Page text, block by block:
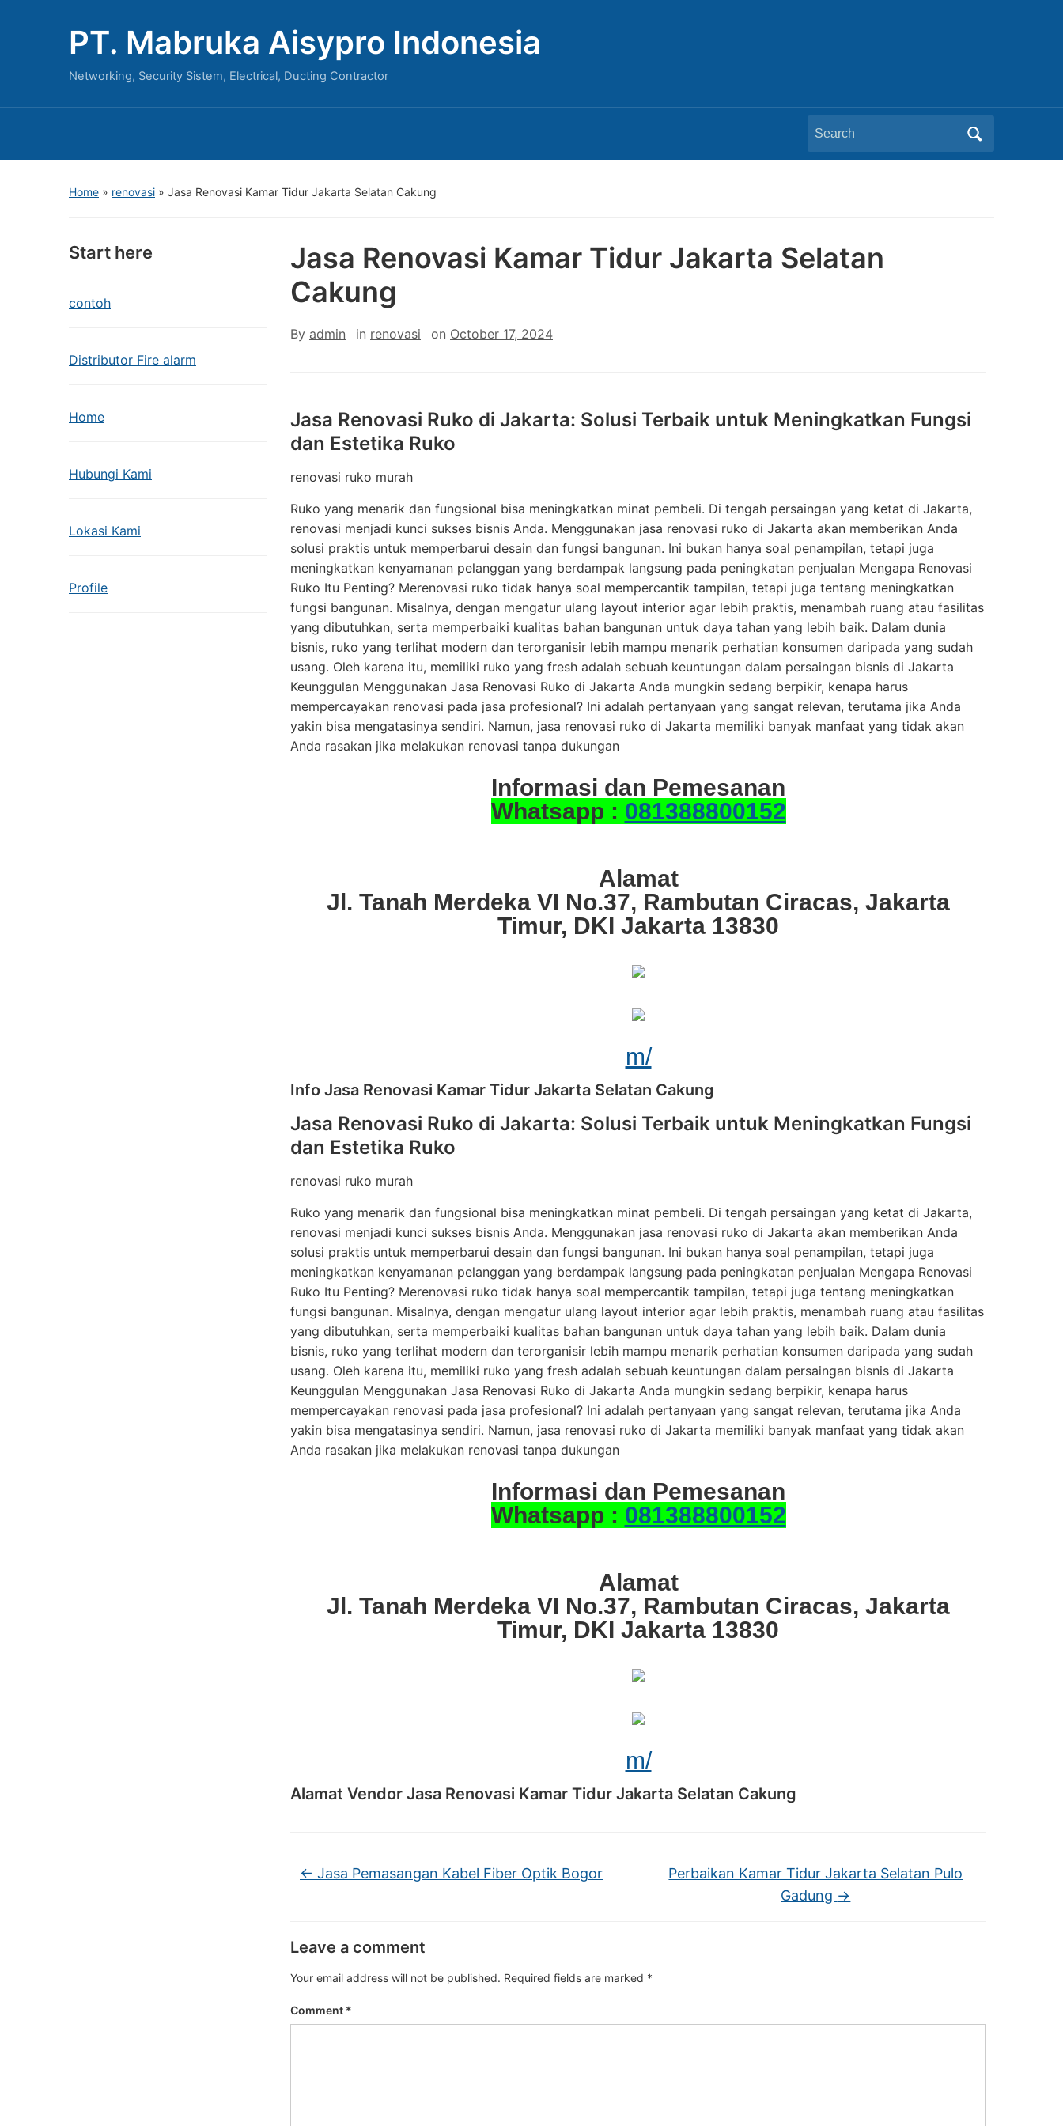
PT. Mabruka Aisypro Indonesia
Networking, Security Sistem, Electrical, Ducting Contractor
Search
for:
Home » renovasi » Jasa Renovasi Kamar Tidur Jakarta Selatan Cakung
Start here
contoh
Distributor Fire alarm
Home
Hubungi Kami
Lokasi Kami
Profile
Jasa Renovasi Kamar Tidur Jakarta Selatan
Cakung
By admin in renovasi on October 17, 2024
Jasa Renovasi Ruko di Jakarta: Solusi Terbaik untuk Meningkatkan Fungsi
dan Estetika Ruko
renovasi ruko murah
Ruko yang menarik dan fungsional bisa meningkatkan minat pembeli. Di tengah persaingan yang ketat di Jakarta,
renovasi menjadi kunci sukses bisnis Anda. Menggunakan jasa renovasi ruko di Jakarta akan memberikan Anda
solusi praktis untuk memperbarui desain dan fungsi bangunan. Ini bukan hanya soal penampilan, tetapi juga
meningkatkan kenyamanan pelanggan yang berdampak langsung pada peningkatan penjualan Mengapa Renovasi
Ruko Itu Penting? Merenovasi ruko tidak hanya soal mempercantik tampilan, tetapi juga tentang meningkatkan
fungsi bangunan. Misalnya, dengan mengatur ulang layout interior agar lebih praktis, menambah ruang atau fasilitas
yang dibutuhkan, serta memperbaiki kualitas bahan bangunan untuk daya tahan yang lebih baik. Dalam dunia
bisnis, ruko yang terlihat modern dan terorganisir lebih mampu menarik perhatian konsumen daripada yang sudah
usang. Oleh karena itu, memiliki ruko yang fresh adalah sebuah keuntungan dalam persaingan bisnis di Jakarta
Keunggulan Menggunakan Jasa Renovasi Ruko di Jakarta Anda mungkin sedang berpikir, kenapa harus
mempercayakan renovasi pada jasa profesional? Ini adalah pertanyaan yang sangat relevan, terutama jika Anda
yakin bisa mengatasinya sendiri. Namun, jasa renovasi ruko di Jakarta memiliki banyak manfaat yang tidak akan
Anda rasakan jika melakukan renovasi tanpa dukungan
Informasi dan Pemesanan
Whatsapp : 081388800152
Alamat
Jl. Tanah Merdeka VI No.37, Rambutan Ciracas, Jakarta
Timur, DKI Jakarta 13830
m/
Info Jasa Renovasi Kamar Tidur Jakarta Selatan Cakung
Jasa Renovasi Ruko di Jakarta: Solusi Terbaik untuk Meningkatkan Fungsi
dan Estetika Ruko
renovasi ruko murah
Ruko yang menarik dan fungsional bisa meningkatkan minat pembeli. Di tengah persaingan yang ketat di Jakarta,
renovasi menjadi kunci sukses bisnis Anda. Menggunakan jasa renovasi ruko di Jakarta akan memberikan Anda
solusi praktis untuk memperbarui desain dan fungsi bangunan. Ini bukan hanya soal penampilan, tetapi juga
meningkatkan kenyamanan pelanggan yang berdampak langsung pada peningkatan penjualan Mengapa Renovasi
Ruko Itu Penting? Merenovasi ruko tidak hanya soal mempercantik tampilan, tetapi juga tentang meningkatkan
fungsi bangunan. Misalnya, dengan mengatur ulang layout interior agar lebih praktis, menambah ruang atau fasilitas
yang dibutuhkan, serta memperbaiki kualitas bahan bangunan untuk daya tahan yang lebih baik. Dalam dunia
bisnis, ruko yang terlihat modern dan terorganisir lebih mampu menarik perhatian konsumen daripada yang sudah
usang. Oleh karena itu, memiliki ruko yang fresh adalah sebuah keuntungan dalam persaingan bisnis di Jakarta
Keunggulan Menggunakan Jasa Renovasi Ruko di Jakarta Anda mungkin sedang berpikir, kenapa harus
mempercayakan renovasi pada jasa profesional? Ini adalah pertanyaan yang sangat relevan, terutama jika Anda
yakin bisa mengatasinya sendiri. Namun, jasa renovasi ruko di Jakarta memiliki banyak manfaat yang tidak akan
Anda rasakan jika melakukan renovasi tanpa dukungan
Informasi dan Pemesanan
Whatsapp : 081388800152
Alamat
Jl. Tanah Merdeka VI No.37, Rambutan Ciracas, Jakarta
Timur, DKI Jakarta 13830
m/
Alamat Vendor Jasa Renovasi Kamar Tidur Jakarta Selatan Cakung
← Jasa Pemasangan Kabel Fiber Optik Bogor
Perbaikan Kamar Tidur Jakarta Selatan Pulo
Gadung →
Leave a comment
Your email address will not be published. Required fields are marked *
Comment *